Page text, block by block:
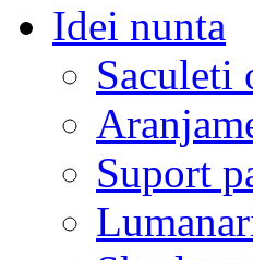
Idei nunta
Saculeti
Suport